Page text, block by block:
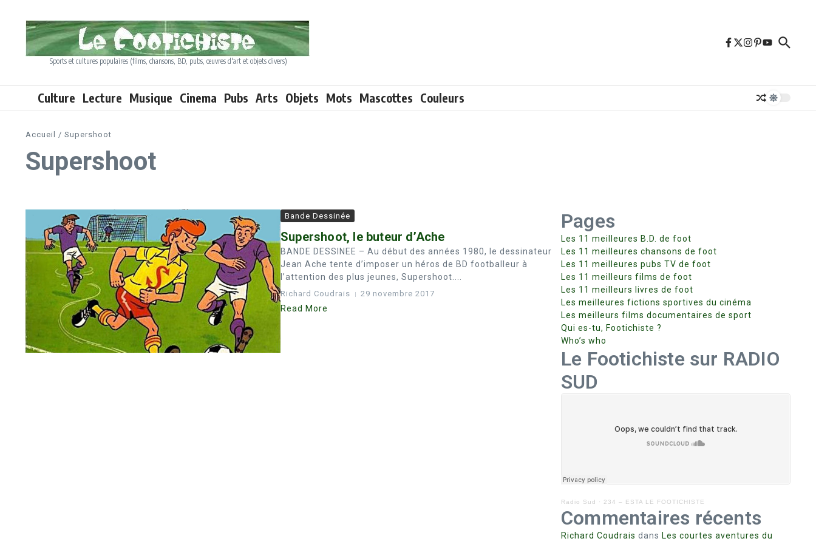
Sports et cultures populaires (films, chansons, BD, pubs, œuvres d'art et objets divers)
Culture Lecture Musique Cinema Pubs Arts Objets Mots Mascottes Couleurs
Accueil / Supershoot
Supershoot
Bande Dessinée
Supershoot, le buteur d’Ache
BANDE DESSINEE – Au début des années 1980, le dessinateur
Jean Ache tente d’imposer un héros de BD footballeur à
l’attention des plus jeunes, Supershoot....
Richard Coudrais 29 novembre 2017
Read More
Pages
Les 11 meilleures B.D. de foot
Les 11 meilleures chansons de foot
Les 11 meilleures pubs TV de foot
Les 11 meilleurs films de foot
Les 11 meilleurs livres de foot
Les meilleures fictions sportives du cinéma
Les meilleurs films documentaires de sport
Qui es-tu, Footichiste ?
Who’s who
Le Footichiste sur RADIO
SUD
Radio Sud · 234 – ESTA LE FOOTICHISTE
Commentaires récents
Richard Coudrais dans Les courtes aventures du